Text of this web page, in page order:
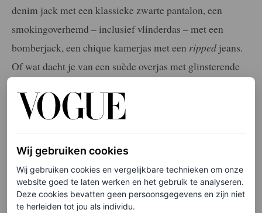
denim jack met een klassieke zwarte pantalon, een
smokingoverhemd – inclusief vlinderdas – met een
bomberjack, een chique kamerjas met een ripped jeans.
Of wat dacht je van een suède overjas met glinsterende
Jonathan Anderson bevestigt de ripped jeans
revival met zijn Dior Cruise 2027-collectie
SOPHIE LOGAN
Wij gebruiken cookies
Wij gebruiken cookies en vergelijkbare technieken om onze
website goed te laten werken en het gebruik te analyseren.
Deze cookies bevatten geen persoonsgegevens en zijn niet
te herleiden tot jou als individu.